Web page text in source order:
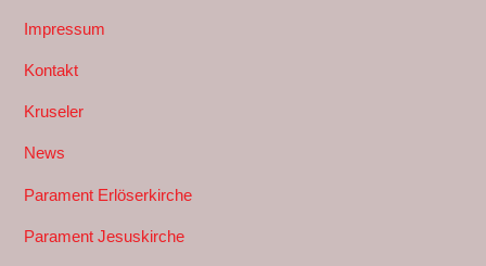
Impressum
Kontakt
Kruseler
News
Parament Erlöserkirche
Parament Jesuskirche